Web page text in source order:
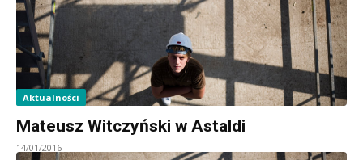
Aktualności
Mateusz Witczyński w Astaldi
14/01/2016